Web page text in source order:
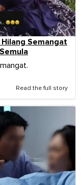
Semangat
Read the full story